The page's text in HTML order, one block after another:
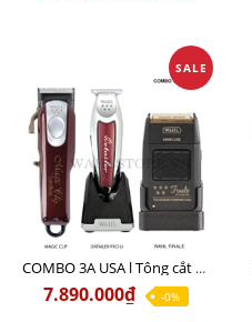
SALE
COMBO 3A USA l Tông cắt MAGIC + Tông viền DETAILER PRO LI + Cạo khô FINALE
7.890.000₫ -0%